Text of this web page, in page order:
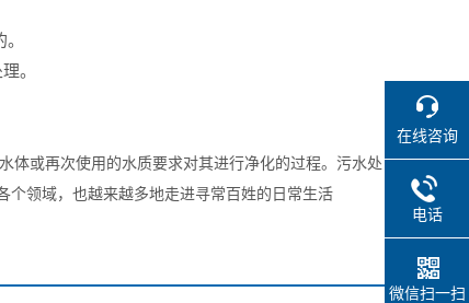
。
或再次使用的水质要求对其进行净化的过程。污水处
个领域，也越来越多地走进寻常百姓的日常生活
在线咨询
电话
微信扫一扫